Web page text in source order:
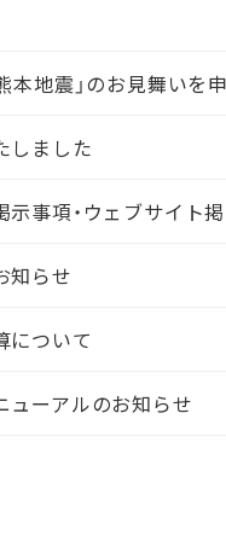
本地震」のお見舞いを
しました
事項・ウェブサイト
知らせ
について
ューアルのお知らせ